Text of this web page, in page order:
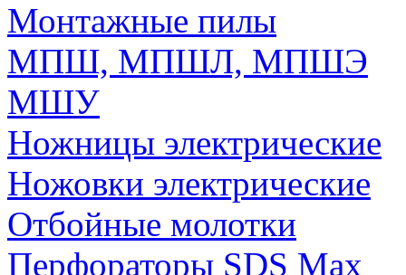
Монтажные пилы
МПШ, МПШЛ, МПШЭ
МШУ
Ножницы электрические
Ножовки электрические
Отбойные молотки
Перфораторы SDS Max